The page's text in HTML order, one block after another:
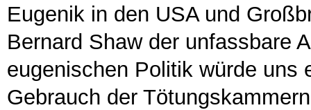
Eugenik in den USA und
Bernard Shaw der unfassbare
eugenischen Politik würde uns
Gebrauch der